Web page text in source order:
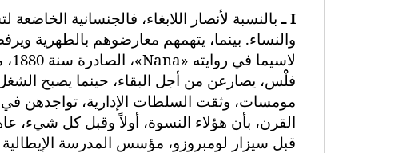
Iـ بالنسبة لأنصار اللابغاء، فالجنسانية
والنساء. بينما، يتهمهم معارضوهم بالطهرية
لاسيما في روايته «Nana»
،
فلْْس، يصارعن من أجل البقاء، حينما يصبح
مومسات، وثقت السلطات الإدارية، تواجدهن في
قبل سيزار لومبروزو، مؤسس المدرسة الإيطالية